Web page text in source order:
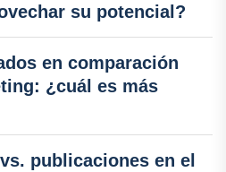
su potencial?
en comparación
¿cuál es más
publicaciones en el